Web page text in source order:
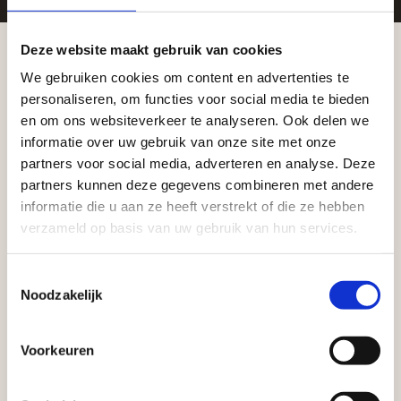
Deze website maakt gebruik van cookies
We gebruiken cookies om content en advertenties te
personaliseren, om functies voor social media te bieden
en om ons websiteverkeer te analyseren. Ook delen we
informatie over uw gebruik van onze site met onze
partners voor social media, adverteren en analyse. Deze
partners kunnen deze gegevens combineren met andere
informatie die u aan ze heeft verstrekt of die ze hebben
verzameld op basis van uw gebruik van hun services.
Noodzakelijk
Voorkeuren
Zakelijke klant worden
Vego Tuinmaterialen is de meest geschikte partner
voor zakelijke klanten op zoek naar tuin- en
infraproducten. Als professionele leverancier van
tuinmaterialen bieden wij een breed assortiment
aan producten van topkwaliteit. Lees meer over de
zakelijke mogelijkheden.
Aangepaste openingstijden tijdens de
vakantieperiode
Waardenburg en Vego Dordrecht hanteren tijdens
de vakantieperiode aangepaste openingstijden op
zaterdag. Bekijk de vestigingspagina voor de
actuele openingstijden.
maanden dicht is voor al het wegverkeer, is het fijn